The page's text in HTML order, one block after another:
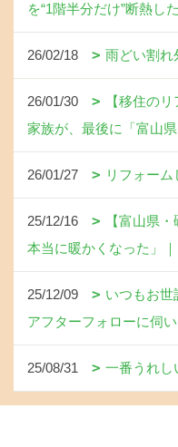
を“1階半分だけ”断熱し
26/02/18 雨どい割れ
26/01/30
【移住の
家族が、最後に「富山
26/01/27 リフォーム
25/12/16
【富山県
本当に暖かくなった」
25/12/09
いつもお世
アフターフォローに伺
25/08/31 一番うれし